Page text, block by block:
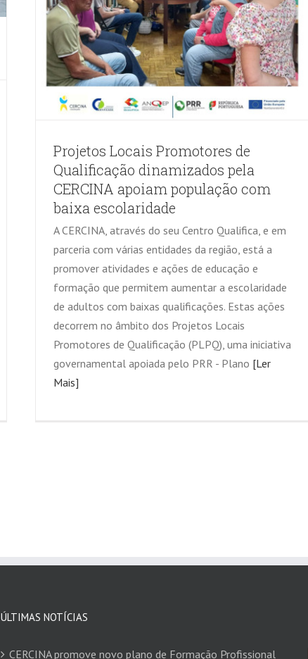
Projetos Locais Promotores de
Qualificação dinamizados pela
CERCINA apoiam população com
baixa escolaridade
A CERCINA, através do seu Centro Qualifica, e em
parceria com várias entidades da região, está a
promover atividades e ações de educação e
formação que permitem aumentar a escolaridade
de adultos com baixas qualificações. Estas ações
decorrem no âmbito dos Projetos Locais
Promotores de Qualificação (PLPQ), uma iniciativa
governamental apoiada pelo PRR - Plano [Ler
Mais]
ÚLTIMAS NOTÍCIAS
CERCINA promove novo plano de Formação Profissional